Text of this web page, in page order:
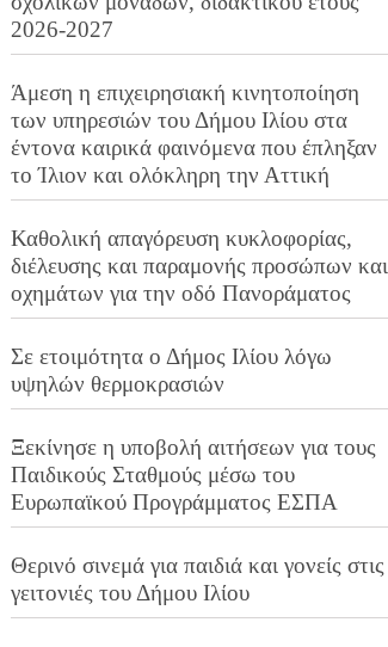
2026-2027
Άμεση η επιχειρησιακή κινητοποίηση
των υπηρεσιών του Δήμου Ιλίου στα
έντονα καιρικά φαινόμενα που έπληξαν
το Ίλιον και ολόκληρη την Αττική
Καθολική απαγόρευση κυκλοφορίας,
διέλευσης και παραμονής προσώπων και
οχημάτων για την οδό Πανοράματος
Σε ετοιμότητα ο Δήμος Ιλίου λόγω
υψηλών θερμοκρασιών
Ξεκίνησε η υποβολή αιτήσεων για τους
Παιδικούς Σταθμούς μέσω του
Ευρωπαϊκού Προγράμματος ΕΣΠΑ
Θερινό σινεμά για παιδιά και γονείς στις
γειτονιές του Δήμου Ιλίου